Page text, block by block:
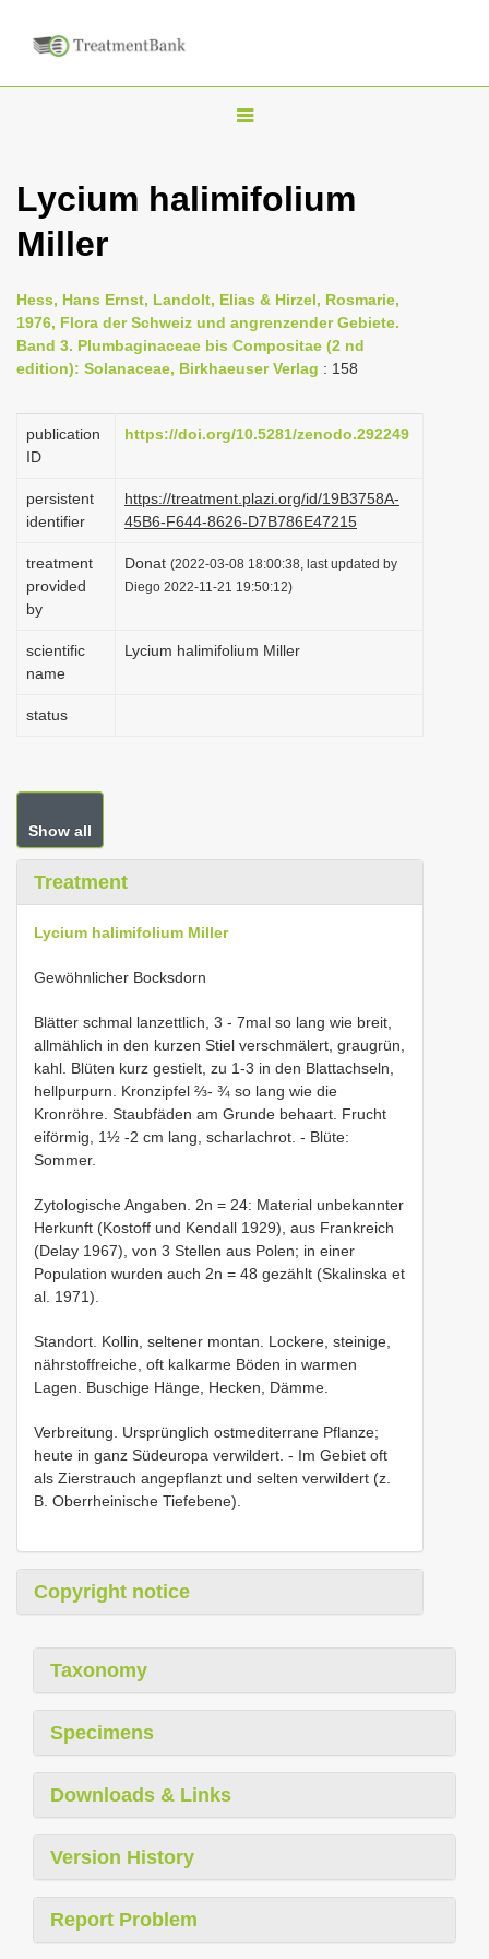
T
g
n
a
g
i
n
Lycium halimifolium
Miller
Hess, Hans Ernst, Landolt, Elias & Hirzel, Rosmarie,
1976, Flora der Schweiz und angrenzender Gebiete.
Band 3. Plumbaginaceae bis Compositae (2 nd
edition): Solanaceae, Birkhaeuser Verlag : 158
publication
ID
https://doi.org/10.5281/zenodo.292249
persistent
identifier
https://treatment.plazi.org/id/19B3758A-
45B6-F644-8626-D7B786E47215
treatment
provided
by
Donat (2022-03-08 18:00:38, last updated by
Diego 2022-11-21 19:50:12)
scientific
name
Lycium halimifolium Miller
status
Show all
Treatment
Lycium halimifolium Miller
Gewöhnlicher Bocksdorn
Blätter schmal lanzettlich, 3 - 7mal so lang wie breit,
allmählich in den kurzen Stiel verschmälert, graugrün,
kahl. Blüten kurz gestielt, zu 1-3 in den Blattachseln,
hellpurpurn. Kronzipfel ⅔- ¾ so lang wie die
Kronröhre. Staubfäden am Grunde behaart. Frucht
eiförmig, 1½ -2 cm lang, scharlachrot. - Blüte:
Sommer.
Zytologische Angaben. 2n = 24: Material unbekannter
Herkunft (Kostoff und Kendall 1929), aus Frankreich
(Delay 1967), von 3 Stellen aus Polen; in einer
Population wurden auch 2n = 48 gezählt (Skalinska et
al. 1971).
Standort. Kollin, seltener montan. Lockere, steinige,
nährstoffreiche, oft kalkarme Böden in warmen
Lagen. Buschige Hänge, Hecken, Dämme.
Verbreitung. Ursprünglich ostmediterrane Pflanze;
heute in ganz Südeuropa verwildert. - Im Gebiet oft
als Zierstrauch angepflanzt und selten verwildert (z.
B. Oberrheinische Tiefebene).
Copyright notice
Taxonomy
Specimens
Downloads & Links
Version History
Report Problem